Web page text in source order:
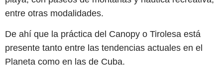
entre otras modalidades.
De ahí que la práctica del Canopy o Tirolesa está
presente tanto entre las tendencias actuales en el
Planeta como en las de Cuba.